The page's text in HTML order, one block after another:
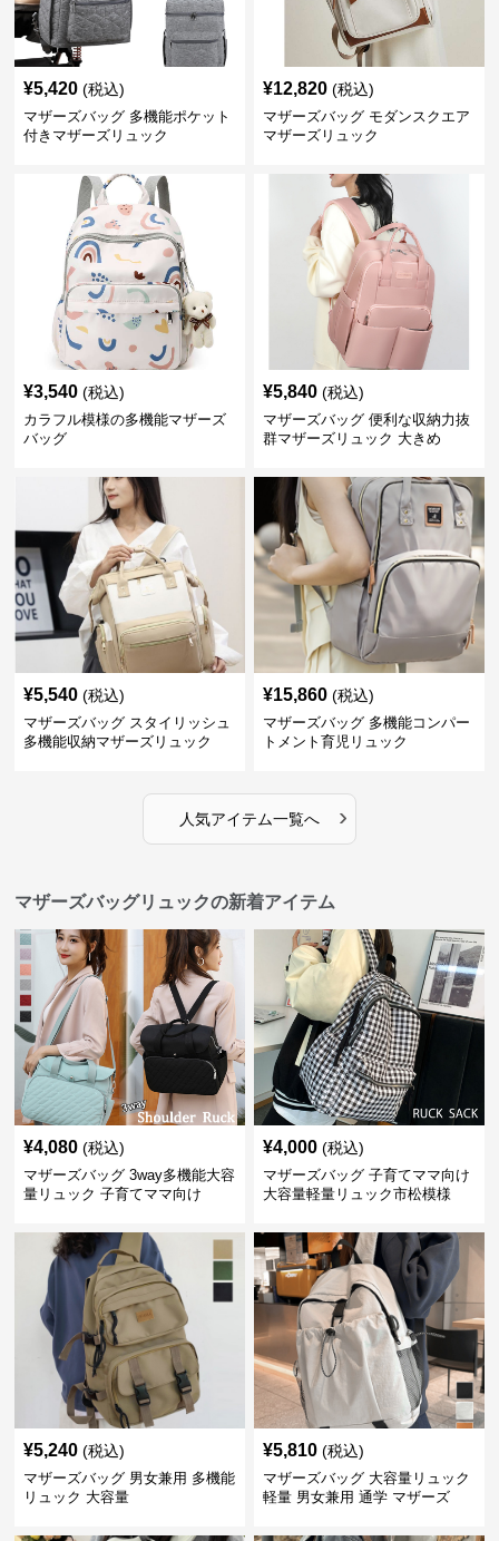
¥5,420 (税込)
マザーズバッグ 多機能ポケット
付きマザーズリュック
¥12,820 (税込)
マザーズバッグ モダンスクエア
マザーズリュック
¥3,540 (税込)
カラフル模様の多機能マザーズ
バッグ
¥5,840 (税込)
マザーズバッグ 便利な収納力抜
群マザーズリュック 大きめ
¥5,540 (税込)
マザーズバッグ スタイリッシュ
多機能収納マザーズリュック
¥15,860 (税込)
マザーズバッグ 多機能コンパー
トメント育児リュック
人気アイテム一覧へ ›
マザーズバッグリュックの新着アイテム
¥4,080 (税込)
マザーズバッグ 3way多機能大容
量リュック 子育てママ向け
¥4,000 (税込)
マザーズバッグ 子育てママ向け
大容量軽量リュック市松模様
¥5,240 (税込)
マザーズバッグ 男女兼用 多機能
リュック 大容量
¥5,810 (税込)
マザーズバッグ 大容量リュック
軽量 男女兼用 通学 マザーズ